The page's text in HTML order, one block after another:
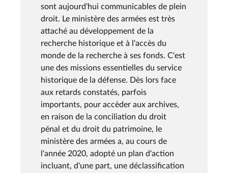
sont aujourd'hui communicables de plein
droit. Le ministère des armées est très
attaché au développement de la
recherche historique et à l'accès du
monde de la recherche à ses fonds. C'est
une des missions essentielles du service
historique de la défense. Dès lors face
aux retards constatés, parfois
importants, pour accèder aux archives,
en raison de la conciliation du droit
pénal et du droit du patrimoine, le
ministère des armées a, au cours de
l'année 2020, adopté un plan d'action
incluant, d'une part, une déclassification